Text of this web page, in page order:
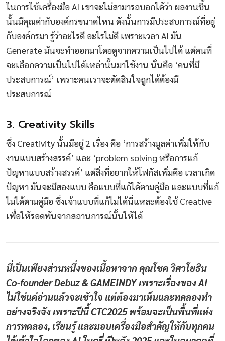
ในการใช้เครื่องมือ AI เขาจะไม่สามารถบอกได้ว่า ผลงานชิ้น
นั้นมีคุณค่ากับองค์กรขนาดไหน ดังนั้นการมีประสบการณ์ที่อยู่
กับองค์กรมา รู้ว่าอะไรดี อะไรไม่ดี เพราะเวลา AI มัน
Generate มันจะทำออกมาโดยดูจากความเป็นไปได้ แต่คนที่
จะเลือกความเป็นไปได้เหล่านั้นมาใช้งาน นั่นคือ ‘คนที่มี
ประสบการณ์’ เพราะคนเราจะตัดสินใจถูกได้ต้องมี
ประสบการณ์
3. Creativity Skills
ซึ่ง Creativity นั้นมีอยู่ 2 เรื่อง คือ ‘การสร้างมูลค่าเพิ่มให้กับ
งานแบบสร้างสรรค์’ และ ‘problem solving หรือการแก้
ปัญหาแบบสร้างสรรค์’ แต่สิ่งที่อยากให้โฟกัสเพิ่มคือ เวลาเกิด
ปัญหา มันจะมีสองแบบ คือแบบที่แก้ได้ตามคู่มือ และแบบที่แก้
ไม่ได้ตามคู่มือ ซึ่งเจ้าแบบที่แก้ไม่ได้นี่แหละต้องใช้ Creative
เพื่อให้รอดพ้นจากสถานการณ์นั้นให้ได้
นี่เป็นเพียงส่วนหนึ่งของเนื้อหาจาก คุณโชค วิศวโยธิน
Co-founder Debuz & GAMEINDY เพราะเรื่องของ AI
ไม่ใช่แค่อ่านแล้วจะเข้าใจ แต่ต้องมาเห็นและทดลองทำ
อย่างจริงจัง เพราะปีนี้ CTC2025 พร้อมจะเป็นพื้นที่แห่ง
การทดลอง, เรียนรู้ และมอบเครื่องมือสำคัญให้กับทุกคน